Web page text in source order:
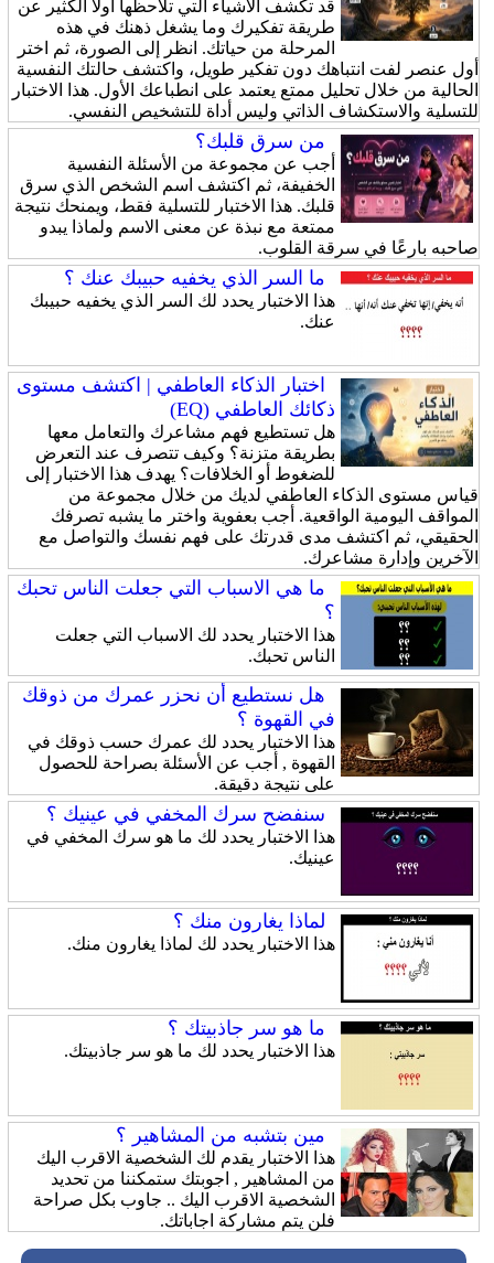
قد تكشف الأشياء التي تلاحظها أولًا الكثير عن
طريقة تفكيرك وما يشغل ذهنك في هذه
المرحلة من حياتك. انظر إلى الصورة، ثم اختر
أول عنصر لفت انتباهك دون تفكير طويل، واكتشف حالتك النفسية
الحالية من خلال تحليل ممتع يعتمد على انطباعك الأول. هذا الاختبار
للتسلية والاستكشاف الذاتي وليس أداة للتشخيص النفسي.
من سرق قلبك؟
أجب عن مجموعة من الأسئلة النفسية
الخفيفة، ثم اكتشف اسم الشخص الذي سرق
قلبك. هذا الاختبار للتسلية فقط، ويمنحك نتيجة
ممتعة مع نبذة عن معنى الاسم ولماذا يبدو
صاحبه بارعًا في سرقة القلوب.
ما السر الذي يخفيه حبيبك عنك ؟
هذا الاختبار يحدد لك السر الذي يخفيه حبيبك
عنك.
اختبار الذكاء العاطفي | اكتشف مستوى
ذكائك العاطفي (EQ)
هل تستطيع فهم مشاعرك والتعامل معها
بطريقة متزنة؟ وكيف تتصرف عند التعرض
للضغوط أو الخلافات؟ يهدف هذا الاختبار إلى
قياس مستوى الذكاء العاطفي لديك من خلال مجموعة من
المواقف اليومية الواقعية. أجب بعفوية واختر ما يشبه تصرفك
الحقيقي، ثم اكتشف مدى قدرتك على فهم نفسك والتواصل مع
الآخرين وإدارة مشاعرك.
ما هي الاسباب التي جعلت الناس تحبك
؟
هذا الاختبار يحدد لك الاسباب التي جعلت
الناس تحبك.
هل نستطيع أن نحزر عمرك من ذوقك
في القهوة ؟
هذا الاختبار يحدد لك عمرك حسب ذوقك في
القهوة , أجب عن الأسئلة بصراحة للحصول
على نتيجة دقيقة.
سنفضح سرك المخفي في عينيك ؟
هذا الاختبار يحدد لك ما هو سرك المخفي في
عينيك.
لماذا يغارون منك ؟
هذا الاختبار يحدد لك لماذا يغارون منك.
ما هو سر جاذبيتك ؟
هذا الاختبار يحدد لك ما هو سر جاذبيتك.
مين بتشبه من المشاهير ؟
هذا الاختبار يقدم لك الشخصية الاقرب اليك
من المشاهير , اجوبتك ستمكننا من تحديد
الشخصية الاقرب اليك .. جاوب بكل صراحة
فلن يتم مشاركة اجاباتك.